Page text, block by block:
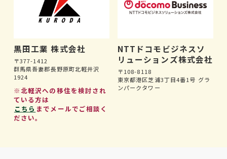
黒田工業 株式会社
〒377-1412
群馬県吾妻郡長野原町北軽井沢
1924
※北軽沢への移住を検討され
ている方は
こちら までメールでご相談く
ださい。
NTTドコモビジネスソ
リューションズ株式会社
〒108-8118
東京都港区芝浦3丁目4番1号 グラ
ンパークタワー